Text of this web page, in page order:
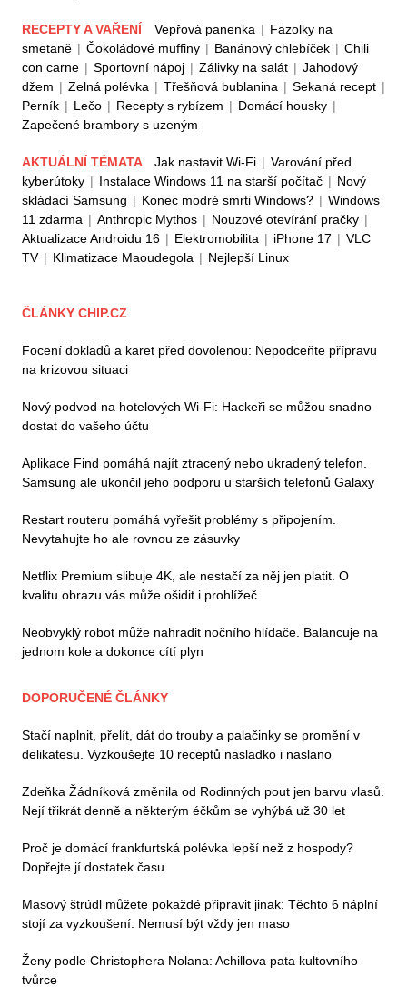
RECEPTY A VAŘENÍ Vepřová panenka | Fazolky na
smetaně | Čokoládové muffiny | Banánový chlebíček | Chili
con carne | Sportovní nápoj | Zálivky na salát | Jahodový
džem | Zelná polévka | Třešňová bublanina | Sekaná recept |
Perník | Lečo | Recepty s rybízem | Domácí housky |
Zapečené brambory s uzeným
AKTUÁLNÍ TÉMATA Jak nastavit Wi-Fi | Varování před
kyberútoky | Instalace Windows 11 na starší počítač | Nový
skládací Samsung | Konec modré smrti Windows? | Windows
11 zdarma | Anthropic Mythos | Nouzové otevírání pračky |
Aktualizace Androidu 16 | Elektromobilita | iPhone 17 | VLC
TV | Klimatizace Maoudegola | Nejlepší Linux
ČLÁNKY CHIP.CZ
Focení dokladů a karet před dovolenou: Nepodceňte přípravu
na krizovou situaci
Nový podvod na hotelových Wi-Fi: Hackeři se můžou snadno
dostat do vašeho účtu
Aplikace Find pomáhá najít ztracený nebo ukradený telefon.
Samsung ale ukončil jeho podporu u starších telefonů Galaxy
Restart routeru pomáhá vyřešit problémy s připojením.
Nevytahujte ho ale rovnou ze zásuvky
Netflix Premium slibuje 4K, ale nestačí za něj jen platit. O
kvalitu obrazu vás může ošidit i prohlížeč
Neobvyklý robot může nahradit nočního hlídače. Balancuje na
jednom kole a dokonce cítí plyn
DOPORUČENÉ ČLÁNKY
Stačí naplnit, přelít, dát do trouby a palačinky se promění v
delikatesu. Vyzkoušejte 10 receptů nasladko i naslano
Zdeňka Žádníková změnila od Rodinných pout jen barvu vlasů.
Nejí třikrát denně a některým éčkům se vyhýbá už 30 let
Proč je domácí frankfurtská polévka lepší než z hospody?
Dopřejte jí dostatek času
Masový štrúdl můžete pokaždé připravit jinak: Těchto 6 náplní
stojí za vyzkoušení. Nemusí být vždy jen maso
Ženy podle Christophera Nolana: Achillova pata kultovního
tvůrce